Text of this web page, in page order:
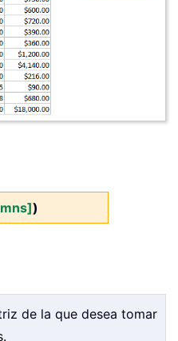
)
de la que desea tomar